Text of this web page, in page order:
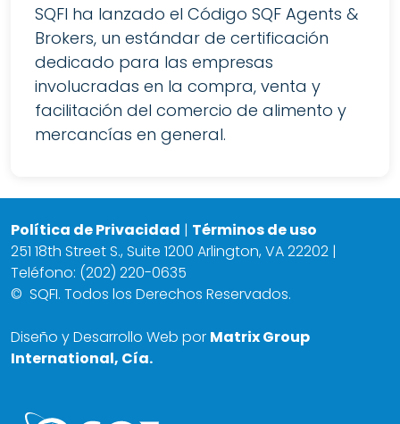
SQFI ha lanzado el Código SQF Agents &
Brokers, un estándar de certificación
dedicado para las empresas
involucradas en la compra, venta y
facilitación del comercio de alimento y
mercancías en general.
Política de Privacidad | Términos de uso
251 18th Street S., Suite 1200 Arlington, VA 22202 |
Teléfono: (202) 220-0635
© SQFI. Todos los Derechos Reservados.
Diseño y Desarrollo Web por Matrix Group
International, Cía.